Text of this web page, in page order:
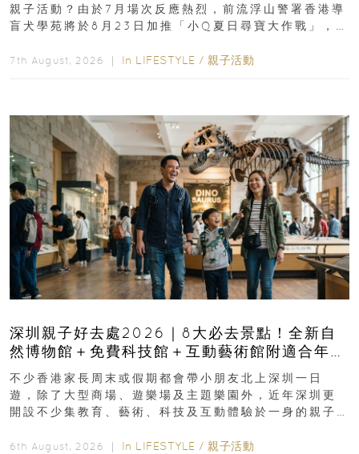
親子活動？由於7月場次反應熱烈，前流浮山警署香港導
盲犬學苑將於8月23日加推「小Q夏日尋寶大作戰」，家
7th August, 2026 ｜ In LIFESTYLE / 親子活動
深圳親子好去處2026｜8大必去景點！全新自
然博物館＋免費科技館＋互動藝術館附適合年
齡、交通、門票、開放時間
不少香港家長周末或假期都會帶小朋友北上深圳一日
遊，除了大型商場、遊樂場及主題樂園外，近年深圳更
開設不少集教育、藝術、科技及互動體驗於一身的親子
6th August, 2026 ｜ In LIFESTYLE / 親子活動